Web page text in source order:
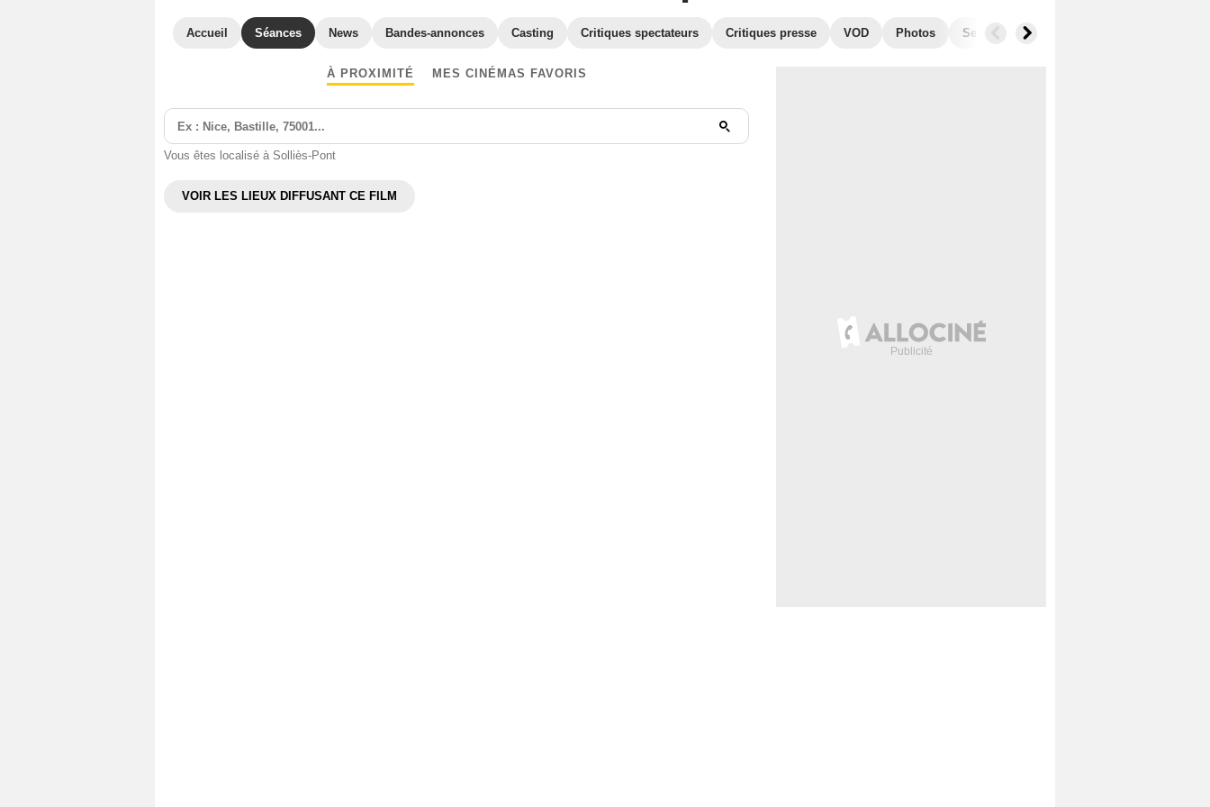
Accueil Séances News Bandes-annonces Casting Critiques spectateurs Critiques presse VOD Photos Secrets de tournage
À PROXIMITÉ MES CINÉMAS FAVORIS
Vous êtes localisé à Solliès-Pont
VOIR LES LIEUX DIFFUSANT CE FILM